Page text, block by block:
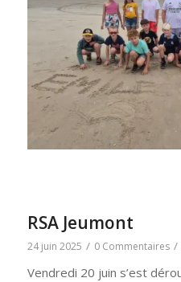
RSA Jeumont
24 juin 2025 / 0 Commentaires /
Vendredi 20 juin s’est